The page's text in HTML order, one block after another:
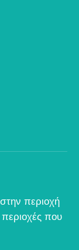
περιοχή
που